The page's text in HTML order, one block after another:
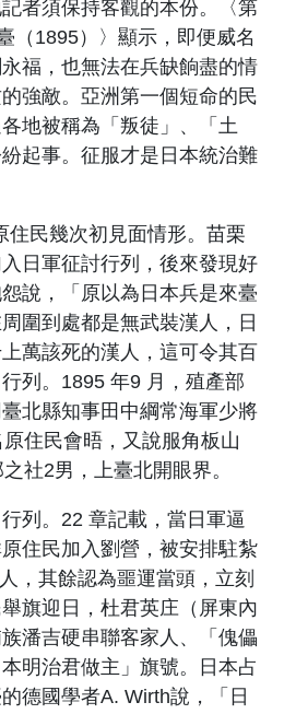
者須保持客觀的本份。〈第
（ 1895）〉顯示，即便威名
福，也無法在兵缺餉盡的情
強敵。亞洲第一個短命的民
地被稱為「叛徒」、「土
起事。征服才是日本統治難
住民幾次初見面情形。苗栗
日軍征討行列，後來發現好
說，「 原以為日本兵是來臺
圍到處都是無武裝漢人，日
萬該死的漢人，這可令其百
列。 1895 年9 月，殖產部
北縣知事田中綱常海軍少將
原住民會晤，又說服角板山
社2男，上臺北開眼界。
列。 22 章記載，當日軍逼
住民加入劉營，被安排駐紮
人，其餘認為噩運當頭，立刻
旗迎日，杜君英庄（ 屏東內
潘吉硬串聯客家人、「傀儡
明治君做主」旗號。日本占
德國學者A. Wirth說，「 日